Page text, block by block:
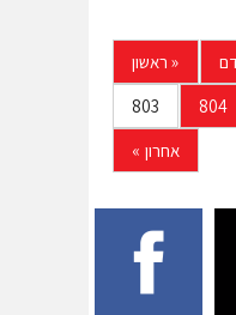
« ראשון
803
804
אחרון »